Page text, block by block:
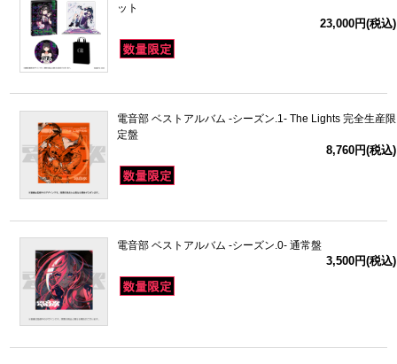
ット
23,000円(税込)
電音部 ベストアルバム -シーズン.1- The Lights 完全生産限
定盤
8,760円(税込)
電音部 ベストアルバム -シーズン.0- 通常盤
3,500円(税込)